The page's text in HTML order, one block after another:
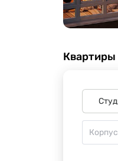
Квартиры